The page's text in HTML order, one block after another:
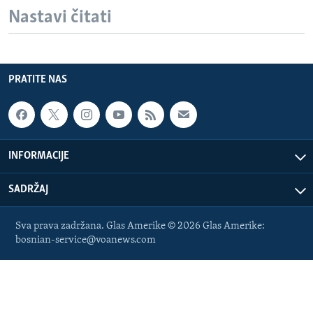
Nastavi čitati
PRATITE NAS
INFORMACIJE
SADRŽAJ
Sva prava zadržana. Glas Amerike © 2026 Glas Amerike:
bosnian-service@voanews.com